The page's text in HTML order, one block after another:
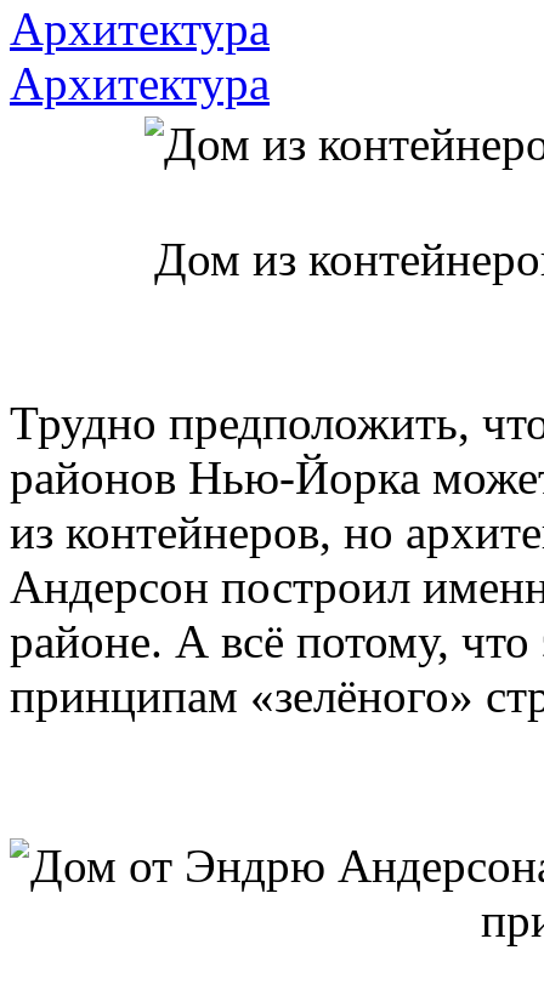
Архитектура
Архитектура
Дом из
Трудно предположить,
районов Нью-Йорка
из контейнеров, но
Андерсон построил
районе. А всё потому, что
принципам «зелёного»